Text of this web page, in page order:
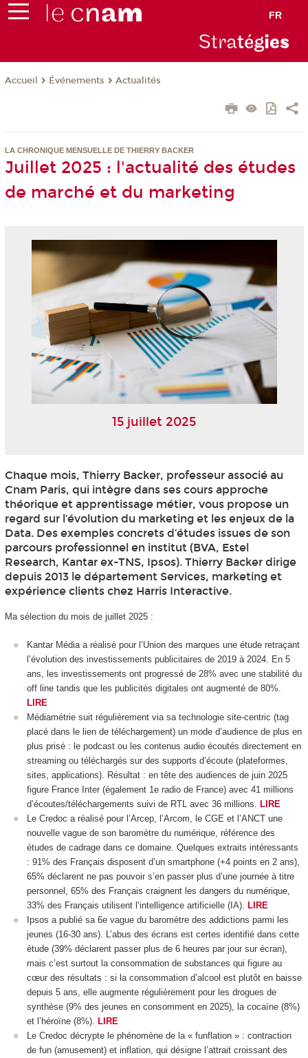
FR
Stratégies
Accueil Événements Actualités
LA CHRONIQUE MENSUELLE DE THIERRY BACKER
Juillet 2025 : l'actualité des études
de marché et du marketing
15 juillet 2025
Chaque mois, Thierry Backer, professeur associé au
Cnam Paris, qui intègre dans ses cours approche
théorique et apprentissage métier, vous propose un
regard sur l’évolution du marketing et les enjeux de la
Data. Des exemples concrets d’études issues de son
parcours professionnel en institut (BVA, Estel
Research, Kantar ex-TNS, Ipsos). Thierry Backer dirige
depuis 2013 le département Services, marketing et
expérience clients chez Harris Interactive.
Ma sélection du mois de juillet 2025 :
Kantar Média a réalisé pour l’Union des marques une étude retraçant
l’évolution des investissements publicitaires de 2019 à 2024. En 5
ans, les investissements ont progressé de 28% avec une stabilité du
off line tandis que les publicités digitales ont augmenté de 80%.
LIRE
Médiamétrie suit régulièrement via sa technologie site-centric (tag
placé dans le lien de téléchargement) un mode d’audience de plus en
plus prisé : le podcast ou les contenus audio écoutés directement en
streaming ou téléchargés sur des supports d’écoute (plateformes,
sites, applications). Résultat : en tête des audiences de juin 2025
figure France Inter (également 1e radio de France) avec 41 millions
d’écoutes/téléchargements suivi de RTL avec 36 millions.
LIRE
Le Credoc a réalisé pour l’Arcep, l’Arcom, le CGE et l’ANCT une
nouvelle vague de son baromètre du numérique, référence des
études de cadrage dans ce domaine. Quelques extraits intéressants
: 91% des Français disposent d’un smartphone (+4 points en 2 ans),
65% déclarent ne pas pouvoir s’en passer plus d’une journée à titre
personnel, 65% des Français craignent les dangers du numérique,
33% des Français utilisent l’intelligence artificielle (IA).
LIRE
Ipsos a publié sa 6e vague du baromètre des addictions parmi les
jeunes (16-30 ans). L’abus des écrans est certes identifié dans cette
étude (39% déclarent passer plus de 6 heures par jour sur écran),
mais c’est surtout la consommation de substances qui figure au
cœur des résultats : si la consommation d’alcool est plutôt en baisse
depuis 5 ans, elle augmente régulièrement pour les drogues de
synthèse (9% des jeunes en consomment en 2025), la cocaïne (8%)
et l’héroïne (8%).
LIRE
Le Credoc décrypte le phénomène de la « funflation » : contraction
de fun (amusement) et inflation, qui désigne l’attrait croissant des